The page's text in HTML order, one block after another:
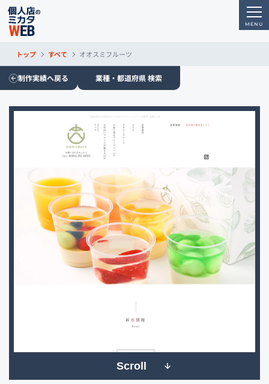
トップ すべて オオスミフルーツ
制作実績へ戻る 業種・都道府県 検索
Scroll